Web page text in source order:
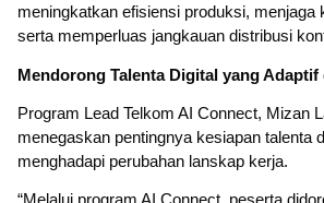
meningkatkan efisiensi produksi, menjaga
serta memperluas jangkauan distribusi
Mendorong Talenta Digital yang
Program Lead Telkom AI Connect, Mizan
menegaskan pentingnya kesiapan talenta
menghadapi perubahan lanskap kerja.